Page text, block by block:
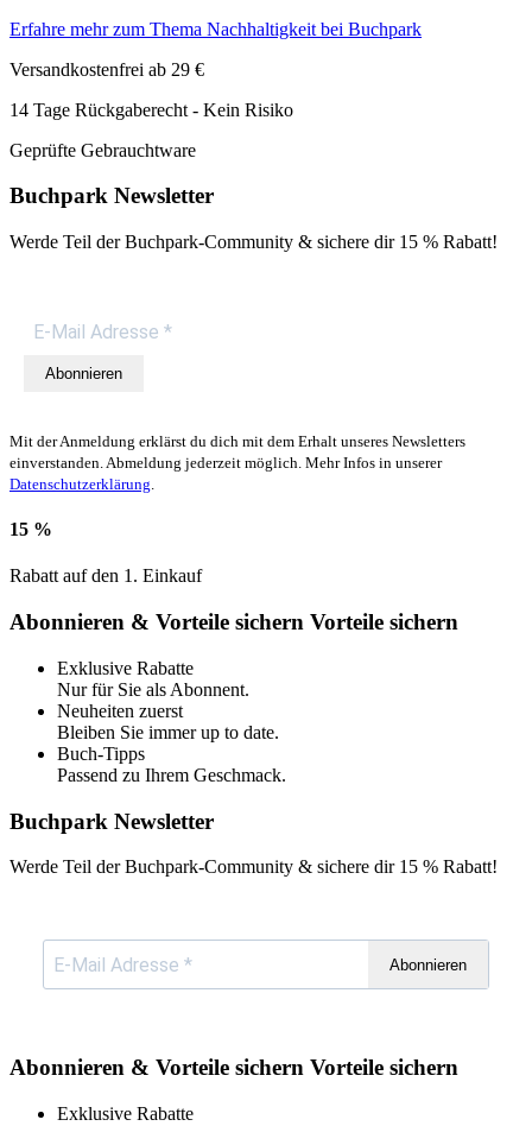
Erfahre mehr zum Thema Nachhaltigkeit bei Buchpark
Versandkostenfrei ab 29 €
14 Tage Rückgaberecht - Kein Risiko
Geprüfte Gebrauchtware
Buchpark Newsletter
Werde Teil der Buchpark-Community & sichere dir 15 % Rabatt!
Abonnieren
Mit der Anmeldung erklärst du dich mit dem Erhalt unseres Newsletters
einverstanden. Abmeldung jederzeit möglich. Mehr Infos in unserer
Datenschutzerklärung
15 %
Rabatt auf den 1. Einkauf
Abonnieren & Vorteile sichern Vorteile sichern
Exklusive Rabatte
Nur für Sie als Abonnent.
Neuheiten zuerst
Bleiben Sie immer up to date.
Buch-Tipps
Passend zu Ihrem Geschmack.
Buchpark Newsletter
Werde Teil der Buchpark-Community & sichere dir 15 % Rabatt!
Abonnieren
Abonnieren & Vorteile sichern Vorteile sichern
Exklusive Rabatte